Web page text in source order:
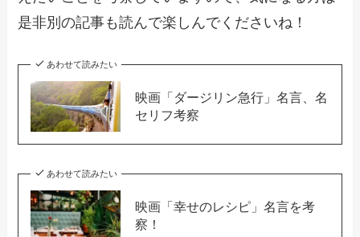
是非別の記事も読んで楽しんでくださいね！
あわせて読みたい
映画「ダージリン急行」名言、名
セリフ考察
あわせて読みたい
映画「幸せのレシピ」名言を考
察！